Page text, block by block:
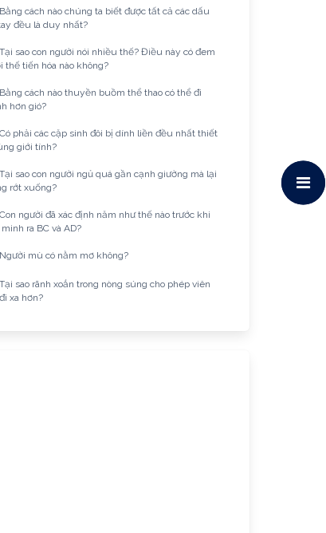
Bằng cách nào chúng ta biết được tất cả các dấu
đều là duy nhất?
Tại sao con người nói nhiều thế? Điều này có đem
thế tiến hóa nào không?
Bằng cách nào thuyền buồm thể thao có thể đi
hơn gió?
Có phải các cặp sinh đôi bị dính liền đều nhất thiết
giới tính?
Tại sao con người ngủ quá gần cạnh giường mà lại
rớt xuống?
Con người đã xác định năm như thế nào trước khi
ra BC và AD?
Người mù có nằm mơ không?
Tại sao rãnh xoắn trong nòng súng cho phép viên
xa hơn?